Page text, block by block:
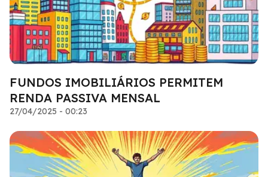
FUNDOS IMOBILIÁRIOS PERMITEM
RENDA PASSIVA MENSAL
27/04/2025 - 00:23